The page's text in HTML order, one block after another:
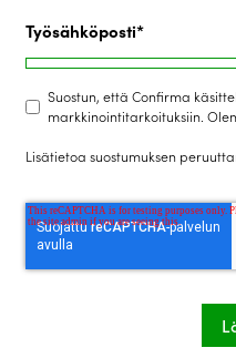
Työsähköposti*
Suostun, että Confirma
markkinointitarkoituksiin.
Lisätietoa suostumuksen